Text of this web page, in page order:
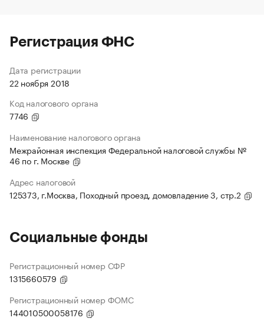
Регистрация ФНС
Дата регистрации
22 ноября 2018
Код налогового органа
7746
Наименование налогового органа
Межрайонная инспекция Федеральной налоговой службы №
46 по г. Москве
Адрес налоговой
125373, г.Москва, Походный проезд, домовладение 3, стр.2
Социальные фонды
Регистрационный номер СФР
1315660579
Регистрационный номер ФОМС
144010500058176